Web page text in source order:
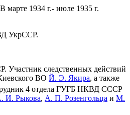
марте 1934 г.- июле 1935 г.
УкрССР.
Участник следственных действий
ВО Й. Э. Якира, а также
4 отдела ГУГБ НКВД СССР
И. Рыкова, А. П. Розенгольца и М.